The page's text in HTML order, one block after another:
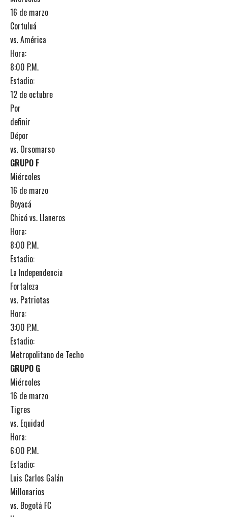
16 de marzo
Cortuluá
vs. América
Hora:
8:00 P.M.
Estadio:
12 de octubre
Por
definir
Dépor
vs. Orsomarso
GRUPO F
Miércoles
16 de marzo
Boyacá
Chicó vs. Llaneros
Hora:
8:00 P.M.
Estadio:
La Independencia
Fortaleza
vs. Patriotas
Hora:
3:00 P.M.
Estadio:
Metropolitano de Techo
GRUPO G
Miércoles
16 de marzo
Tigres
vs. Equidad
Hora:
6:00 P.M.
Estadio:
Luis Carlos Galán
Millonarios
vs. Bogotá FC